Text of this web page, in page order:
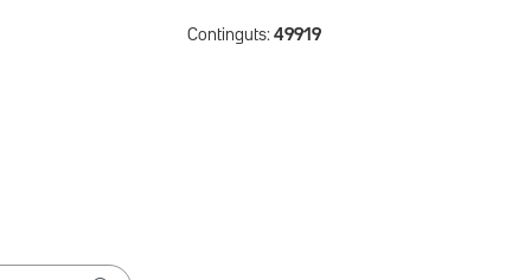
Continguts: 49919